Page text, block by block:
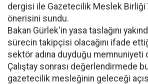
dergisi ile Gazetecilik Meslek Birliği
önerisini sundu.
Bakan Gürlek'in yasa taslağını
sürecin takipçisi olacağını ifade
sektör adına duyduğu memnuniyeti
Çalıştay sonrası değerlendirmede
gazetecilik mesleğinin geleceği